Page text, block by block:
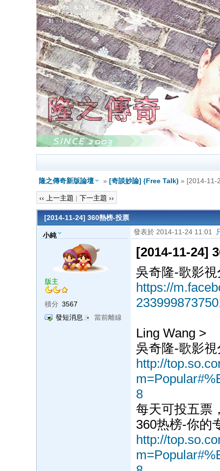
隆之傳奇新版論壇 » [奇談妙論] (Free Talk) » [2014-11-
‹‹ 上一主題 | 下一主題 ››
[2014-11-24] 360熱榜-投票
小純
版主
積分 3567
發短消息
當前離線
發表於 2014-11-24 11:01
[2014-11-24]
吳奇隆-歌影
https://
Ling Wang >
吳奇隆-歌影
http://
8
每天可投五票
360热榜-你的
http://